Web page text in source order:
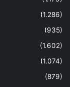
(1.286)
(935)
(1.602)
(1.074)
(879)